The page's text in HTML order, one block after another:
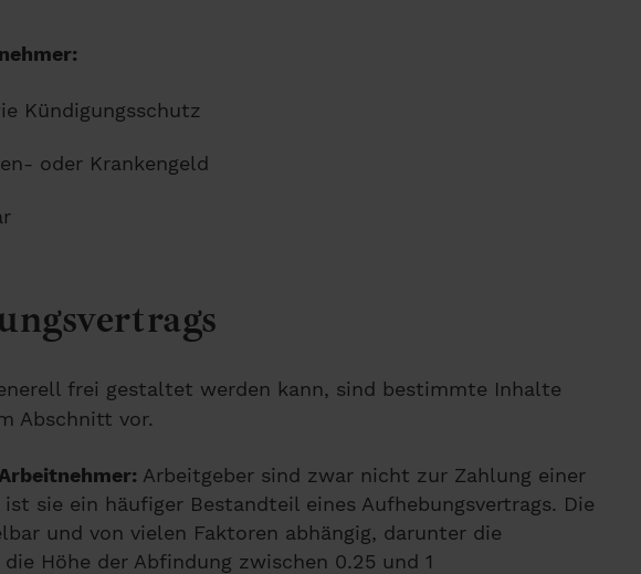
Kündigungsschutz
oder Krankengeld
frei gestaltet werden kann, sind bestimmte Inhalte
Abschnitt vor.
Arbeitgeber sind zwar nicht zur Zahlung einer
sie ein häufiger Bestandteil eines Aufhebungsvertrags. Die
und von vielen Faktoren abhängig, darunter die
Höhe der Abfindung zwischen 0.25 und 1